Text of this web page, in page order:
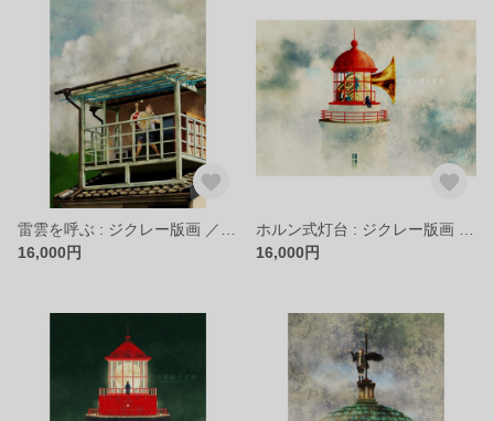
16,000円
16,000円